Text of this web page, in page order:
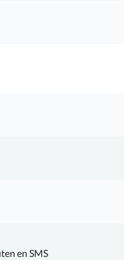
en SMS